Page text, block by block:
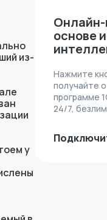
из-
у
Онлайн-
основе
Нажмите
получайте
программе
24/7,